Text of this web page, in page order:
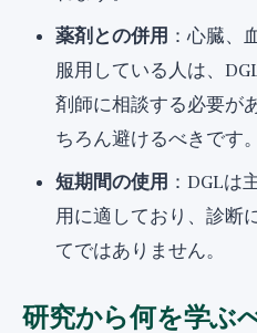
薬剤との併用 ：心臓、
服用している人は、
剤師に相談する必要が
ちろん避けるべきです。
短期間の使用 ：DGLは
用に適しており、診断
てではありません。
研究から何を学ぶ